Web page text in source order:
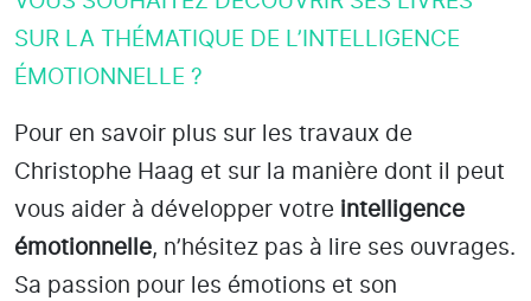
SUR LA THÉMATIQUE DE L’INTELLIGENCE
ÉMOTIONNELLE ?
Pour en savoir plus sur les travaux de
Christophe Haag et sur la manière dont il peut
vous aider à développer votre intelligence
émotionnelle, n’hésitez pas à lire ses ouvrages.
Sa passion pour les émotions et son